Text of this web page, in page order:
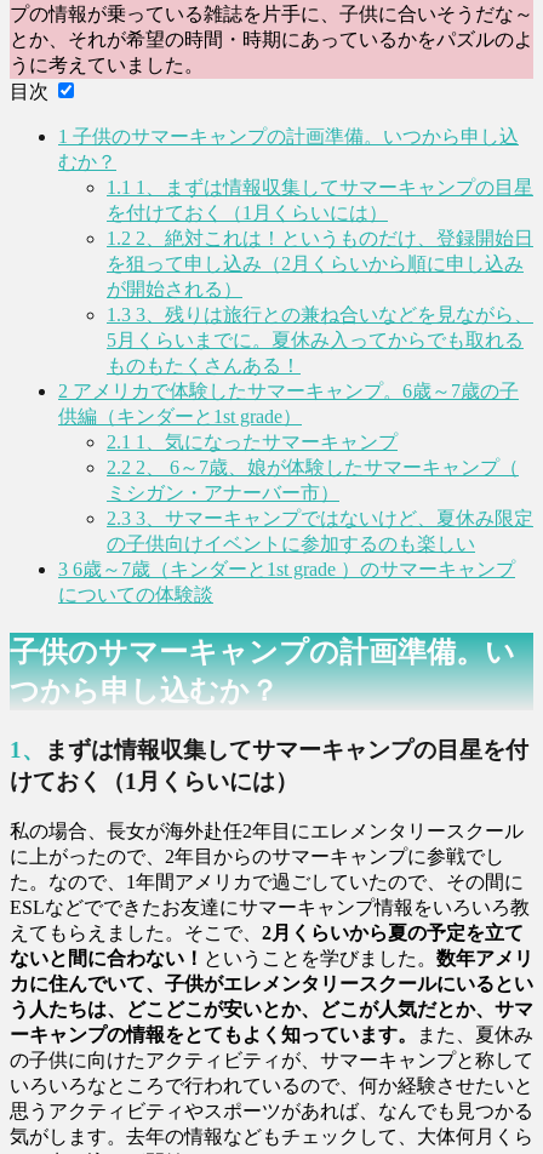
プの情報が乗っている雑誌を片手に、子供に合いそうだな～
とか、それが希望の時間・時期にあっているかをパズルのよ
うに考えていました。
目次
1 子供のサマーキャンプの計画準備。いつから申し込
むか？
1.1 1、まずは情報収集してサマーキャンプの目星
を付けておく（1月くらいには）
1.2 2、絶対これは！というものだけ、登録開始日
を狙って申し込み（2月くらいから順に申し込み
が開始される）
1.3 3、残りは旅行との兼ね合いなどを見ながら、
5月くらいまでに。夏休み入ってからでも取れる
ものもたくさんある！
2 アメリカで体験したサマーキャンプ。6歳～7歳の子
供編（キンダーと1st grade）
2.1 1、気になったサマーキャンプ
2.2 2、 6～7歳、娘が体験したサマーキャンプ（
ミシガン・アナーバー市）
2.3 3、サマーキャンプではないけど、夏休み限定
の子供向けイベントに参加するのも楽しい
3 6歳～7歳（キンダーと1st grade ）のサマーキャンプ
についての体験談
子供のサマーキャンプの計画準備。い
つから申し込むか？
1、まずは情報収集してサマーキャンプの目星を付
けておく（1月くらいには）
私の場合、長女が海外赴任2年目にエレメンタリースクール
に上がったので、2年目からのサマーキャンプに参戦でし
た。なので、1年間アメリカで過ごしていたので、その間に
ESLなどでできたお友達にサマーキャンプ情報をいろいろ教
えてもらえました。そこで、 2月くらいから夏の予定を立て
ないと間に合わない！ ということを学びました。 数年アメリ
カに住んでいて、子供がエレメンタリースクールにいるとい
う人たちは、どこどこが安いとか、どこが人気だとか、サマ
ーキャンプの情報をとてもよく知っています。
また、夏休み
の子供に向けたアクティビティが、サマーキャンプと称して
いろいろなところで行われているので、何か経験させたいと
思うアクティビティやスポーツがあれば、なんでも見つかる
気がします。去年の情報などもチェックして、大体何月くら